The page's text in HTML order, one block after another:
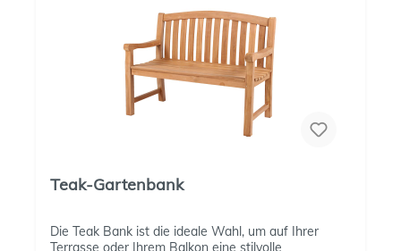
Teak-Gartenbank
Die Teak Bank ist die ideale Wahl, um auf Ihrer
Terrasse oder Ihrem Balkon eine stilvolle